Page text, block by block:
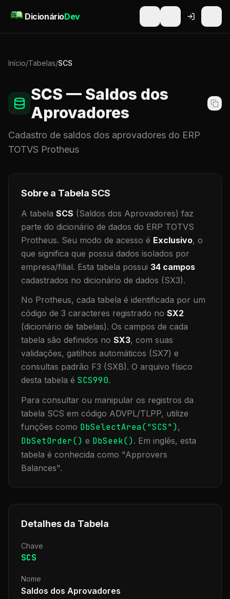
DicionárioDev
Início/Tabelas/SCS
SCS — Saldos dos
Aprovadores
Cadastro de saldos dos aprovadores do ERP
TOTVS Protheus
Sobre a Tabela SCS
A tabela SCS (Saldos dos Aprovadores) faz
parte do dicionário de dados do ERP TOTVS
Protheus. Seu modo de acesso é Exclusivo, o
que significa que possui dados isolados por
empresa/filial. Esta tabela possui 34 campos
cadastrados no dicionário de dados (SX3).
No Protheus, cada tabela é identificada por um
código de 3 caracteres registrado no SX2
(dicionário de tabelas). Os campos de cada
tabela são definidos no SX3, com suas
validações, gatilhos automáticos (SX7) e
consultas padrão F3 (SXB). O arquivo físico
desta tabela é SCS990.
Para consultar ou manipular os registros da
tabela SCS em código ADVPL/TLPP, utilize
funções como DbSelectArea("SCS"),
DbSetOrder() e DbSeek(). Em inglês, esta
tabela é conhecida como "Approvers
Balances".
Detalhes da Tabela
Chave
SCS
Nome
Saldos dos Aprovadores